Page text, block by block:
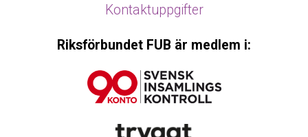
Kontaktuppgifter
Riksförbundet FUB är medlem i: